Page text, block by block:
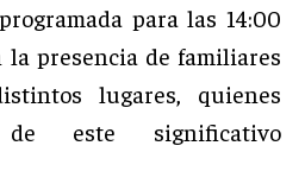
para las 14:00
la presencia de familiares
lugares, quienes
este significativo